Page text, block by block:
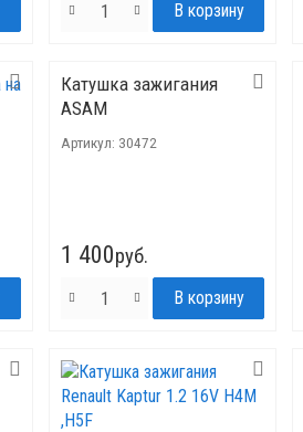
Катушка зажигания
ASAM
Артикул: 30472
1 400руб.